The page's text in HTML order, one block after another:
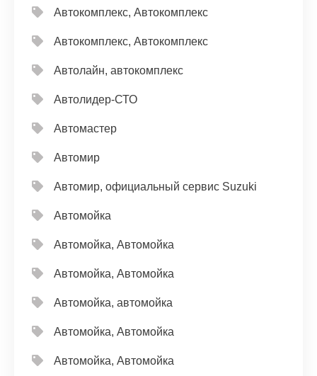
Автокомплекс, Автокомплекс
Автокомплекс, Автокомплекс
Автолайн, автокомплекс
Автолидер-СТО
Автомастер
Автомир
Автомир, официальный сервис Suzuki
Автомойка
Автомойка, Автомойка
Автомойка, Автомойка
Автомойка, автомойка
Автомойка, Автомойка
Автомойка, Автомойка